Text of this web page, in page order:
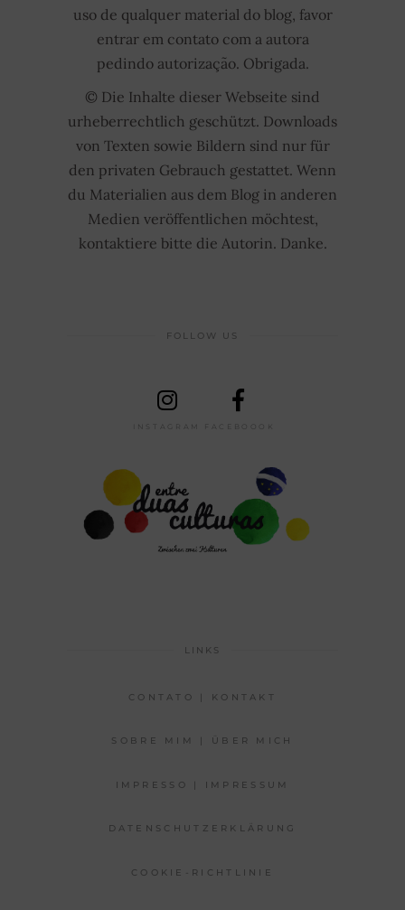
uso de qualquer material do blog, favor
entrar em contato com a autora
pedindo autorização. Obrigada.
© Die Inhalte dieser Webseite sind
urheberrechtlich geschützt. Downloads
von Texten sowie Bildern sind nur für
den privaten Gebrauch gestattet. Wenn
du Materialien aus dem Blog in anderen
Medien veröffentlichen möchtest,
kontaktiere bitte die Autorin. Danke.
FOLLOW US
INSTAGRAM FACEBOOOK
LINKS
CONTATO | KONTAKT
SOBRE MIM | ÜBER MICH
IMPRESSO | IMPRESSUM
DATENSCHUTZERKLÄRUNG
COOKIE-RICHTLINIE